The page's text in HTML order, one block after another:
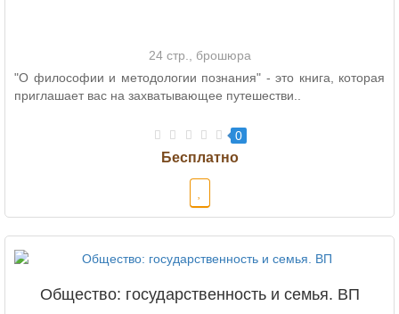
24 стр., брошюра
"О философии и методологии познания" - это книга, которая
приглашает вас на захватывающее путешестви..
0
Общество: государственность и семья. ВП